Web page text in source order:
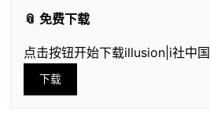
📎 免费下载
点击按钮开始下载illusion|i社中国
下载